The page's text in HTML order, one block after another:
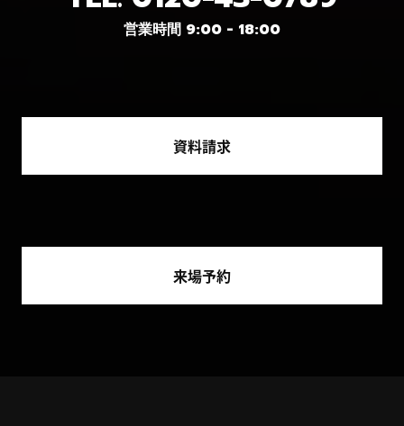
営業時間 9:00 - 18:00
資料請求
来場予約